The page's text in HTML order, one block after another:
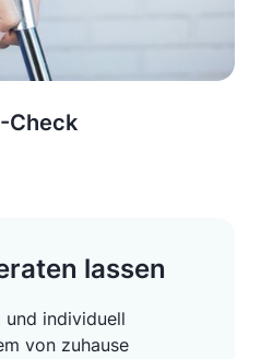
Check
lassen
und individuell
von zuhause